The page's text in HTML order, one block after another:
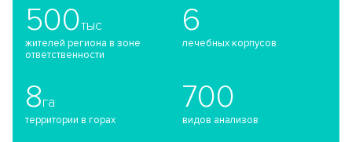
500тыс
жителей региона в зоне
ответственности
6
лечебных корпусов
8га
территории в горах
700
видов анализов